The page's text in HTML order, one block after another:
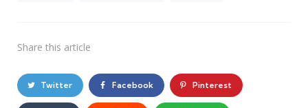
Share this article
Twitter Facebook Pinterest